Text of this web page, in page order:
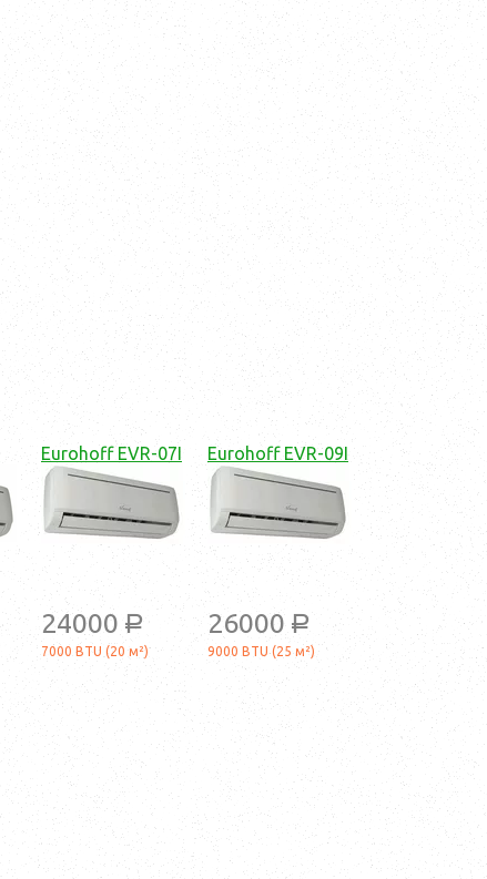
Eurohoff EVR-07I
24000 a
7000 BTU (20 м²)
Eurohoff EVR-09I
26000 a
9000 BTU (25 м²)